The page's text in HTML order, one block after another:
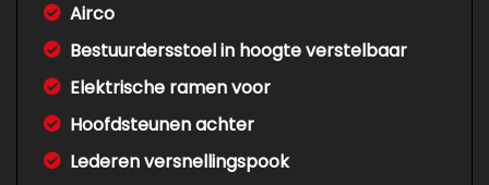
Airco
Bestuurdersstoel in hoogte verstelbaar
Elektrische ramen voor
Hoofdsteunen achter
Lederen versnellingspook